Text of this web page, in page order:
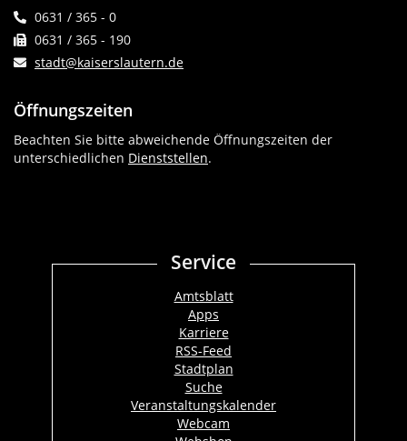
0631 / 365 - 0
0631 / 365 - 190
stadt@kaiserslautern.de
Öffnungszeiten
Beachten Sie bitte abweichende Öffnungszeiten der
unterschiedlichen Dienststellen.
Service
Amtsblatt
Apps
Karriere
RSS-Feed
Stadtplan
Suche
Veranstaltungskalender
Webcam